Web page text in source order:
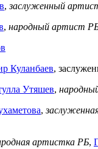
,заслуженный
, народный артист
Куланбаев,
Утяшев,
,
артистка РБ,